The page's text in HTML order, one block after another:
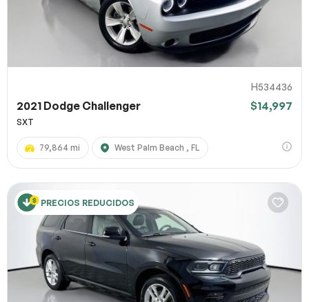
H534436
2021 Dodge Challenger $14,997
SXT
79,864 mi West Palm Beach , FL
PRECIOS REDUCIDOS